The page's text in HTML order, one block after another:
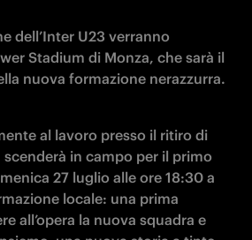
dell’Inter U23 verranno
Stadium di Monza, che sarà il
nuova formazione nerazzurra.
al lavoro presso il ritiro di
scenderà in campo per il primo
27 luglio alle ore 18:30 a
locale: una prima
all’opera la nuova squadra e